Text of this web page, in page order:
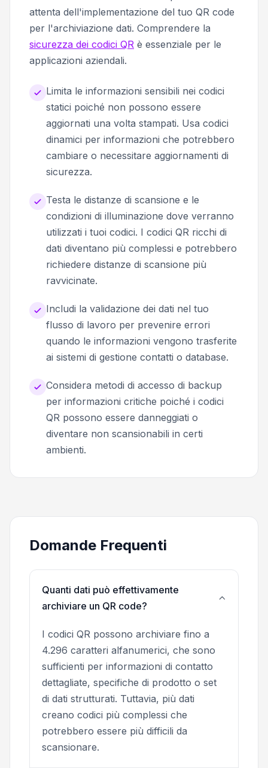
attenta dell'implementazione del tuo QR code
per l'archiviazione dati. Comprendere la
sicurezza dei codici QR è essenziale per le
applicazioni aziendali.
Limita le informazioni sensibili nei codici
statici poiché non possono essere
aggiornati una volta stampati. Usa codici
dinamici per informazioni che potrebbero
cambiare o necessitare aggiornamenti di
sicurezza.
Testa le distanze di scansione e le
condizioni di illuminazione dove verranno
utilizzati i tuoi codici. I codici QR ricchi di
dati diventano più complessi e potrebbero
richiedere distanze di scansione più
ravvicinate.
Includi la validazione dei dati nel tuo
flusso di lavoro per prevenire errori
quando le informazioni vengono trasferite
ai sistemi di gestione contatti o database.
Considera metodi di accesso di backup
per informazioni critiche poiché i codici
QR possono essere danneggiati o
diventare non scansionabili in certi
ambienti.
Domande Frequenti
Quanti dati può effettivamente
archiviare un QR code?
I codici QR possono archiviare fino a
4.296 caratteri alfanumerici, che sono
sufficienti per informazioni di contatto
dettagliate, specifiche di prodotto o set
di dati strutturati. Tuttavia, più dati
creano codici più complessi che
potrebbero essere più difficili da
scansionare.